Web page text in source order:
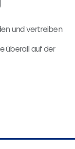
und vertreiben
überall auf der